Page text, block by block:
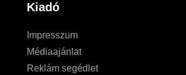
Kiadó
Impresszum
Médiaajánlat
Reklám segédlet